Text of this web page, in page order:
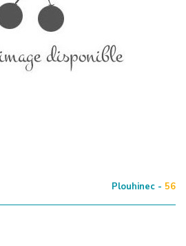
Plouhinec - 56